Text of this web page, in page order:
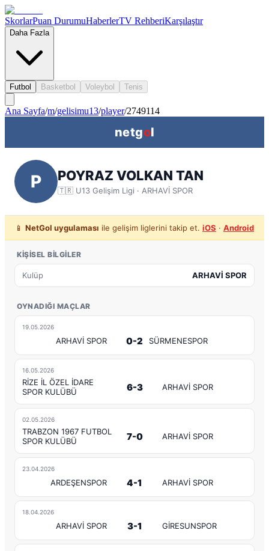
SkorlarPuan DurumuHaberlerTV RehberiKarşılaştır
Daha Fazla
Futbol Basketbol Voleybol Tenis
Ana Sayfa/m/gelisimu13/player/2749114
netgol
P POYRAZ VOLKAN TAN
🇹🇷 U13 Gelişim Ligi · ARHAVİ SPOR
📱 NetGol uygulaması ile gelişim liglerini takip et. iOS · Android
KIŞISEL BILGILER
Kulüp ARHAVİ SPOR
OYNADIĞI MAÇLAR
19.05.2026
ARHAVİ SPOR 0-2 SÜRMENESPOR
16.05.2026
RİZE İL ÖZEL İDARE
SPOR KULÜBÜ
6-3 ARHAVİ SPOR
02.05.2026
TRABZON 1967 FUTBOL
SPOR KULÜBÜ
7-0 ARHAVİ SPOR
23.04.2026
ARDEŞENSPOR 4-1 ARHAVİ SPOR
18.04.2026
ARHAVİ SPOR 3-1 GİRESUNSPOR